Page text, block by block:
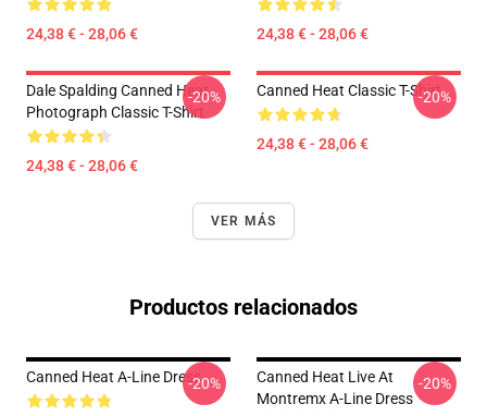
24,38 € - 28,06 € 24,38 € - 28,06 €
Dale Spalding Canned Heat
Photograph Classic T-Shirt
24,38 € - 28,06 €
-20% Canned Heat Classic T-Shirt
24,38 € - 28,06 €
-20%
VER MÁS
Productos relacionados
Canned Heat A-Line Dress-20%
Canned Heat Live At
Montremx A-Line Dress
-20%